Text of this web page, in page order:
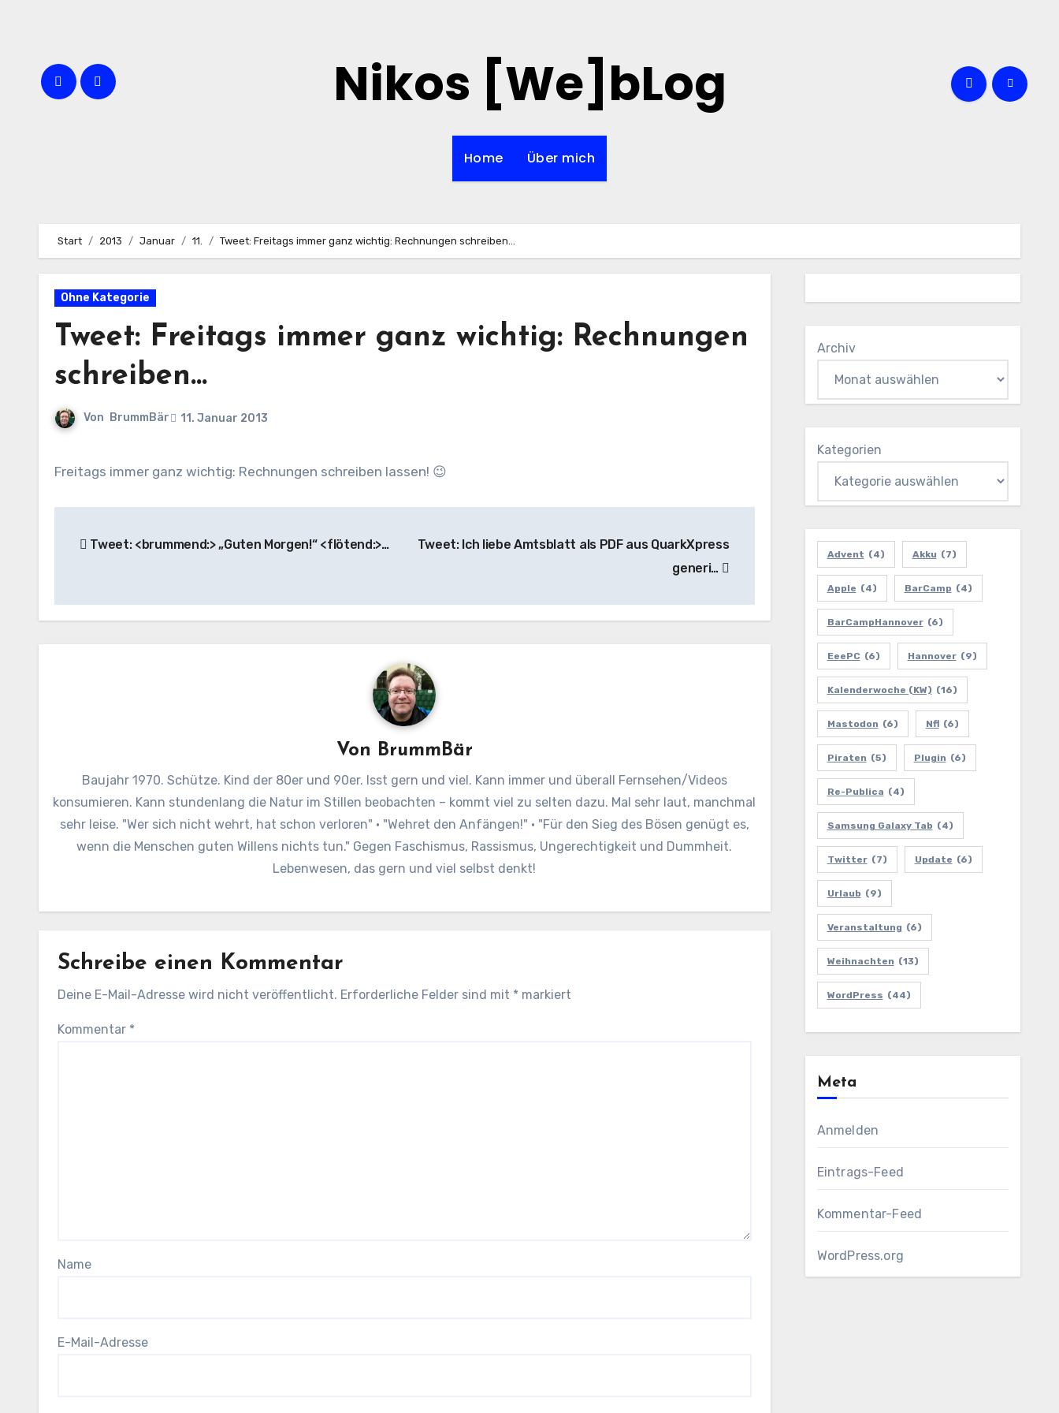
Nikos [We]bLog
Home Über mich
Start 2013 Januar 11. Tweet: Freitags immer ganz wichtig: Rechnungen schreiben…
Ohne Kategorie
Tweet: Freitags immer ganz wichtig: Rechnungen
schreiben…
Von BrummBär 11. Januar 2013
Freitags immer ganz wichtig: Rechnungen schreiben lassen! 😉
Tweet: <brummend:> „Guten Morgen!“ <flötend:>…
Tweet: Ich liebe Amtsblatt als PDF aus QuarkXpress
generi…
Von BrummBär
Baujahr 1970. Schütze. Kind der 80er und 90er. Isst gern und viel. Kann immer und überall Fernsehen/Videos
konsumieren. Kann stundenlang die Natur im Stillen beobachten – kommt viel zu selten dazu. Mal sehr laut, manchmal
sehr leise. "Wer sich nicht wehrt, hat schon verloren" · "Wehret den Anfängen!" · "Für den Sieg des Bösen genügt es,
wenn die Menschen guten Willens nichts tun." Gegen Faschismus, Rassismus, Ungerechtigkeit und Dummheit.
Lebenwesen, das gern und viel selbst denkt!
Schreibe einen Kommentar
Deine E-Mail-Adresse wird nicht veröffentlicht. Erforderliche Felder sind mit * markiert
Kommentar *
Name
E-Mail-Adresse
Archiv
Kategorien
Advent (4) Akku (7)
Apple (4) BarCamp (4)
BarCampHannover (6)
EeePC (6) Hannover (9)
Kalenderwoche (KW) (16)
Mastodon (6) Nfl (6)
Piraten (5) Plugin (6)
Re-Publica (4)
Samsung Galaxy Tab (4)
Twitter (7) Update (6)
Urlaub (9)
Veranstaltung (6)
Weihnachten (13)
WordPress (44)
Meta
Anmelden
Eintrags-Feed
Kommentar-Feed
WordPress.org